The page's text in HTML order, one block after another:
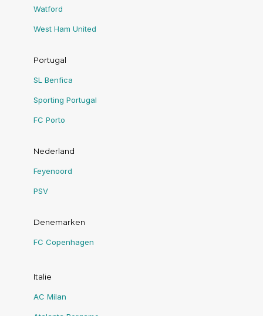
Watford
West Ham United
Portugal
SL Benfica
Sporting Portugal
FC Porto
Nederland
Feyenoord
PSV
Denemarken
FC Copenhagen
Italie
AC Milan